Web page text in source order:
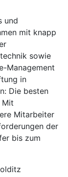
und
mit knapp
sowie
Management
in
Die besten
Mit
Mitarbeiter
der
bis zum